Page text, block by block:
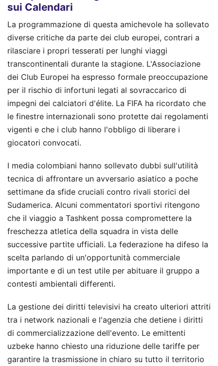
sui Calendari
La programmazione di questa amichevole ha sollevato
diverse critiche da parte dei club europei, contrari a
rilasciare i propri tesserati per lunghi viaggi
transcontinentali durante la stagione. L'Associazione
dei Club Europei ha espresso formale preoccupazione
per il rischio di infortuni legati al sovraccarico di
impegni dei calciatori d'élite. La FIFA ha ricordato che
le finestre internazionali sono protette dai regolamenti
vigenti e che i club hanno l'obbligo di liberare i
giocatori convocati.
I media colombiani hanno sollevato dubbi sull'utilità
tecnica di affrontare un avversario asiatico a poche
settimane da sfide cruciali contro rivali storici del
Sudamerica. Alcuni commentatori sportivi ritengono
che il viaggio a Tashkent possa compromettere la
freschezza atletica della squadra in vista delle
successive partite ufficiali. La federazione ha difeso la
scelta parlando di un'opportunità commerciale
importante e di un test utile per abituare il gruppo a
contesti ambientali differenti.
La gestione dei diritti televisivi ha creato ulteriori attriti
tra i network nazionali e l'agenzia che detiene i diritti
di commercializzazione dell'evento. Le emittenti
uzbeke hanno chiesto una riduzione delle tariffe per
garantire la trasmissione in chiaro su tutto il territorio